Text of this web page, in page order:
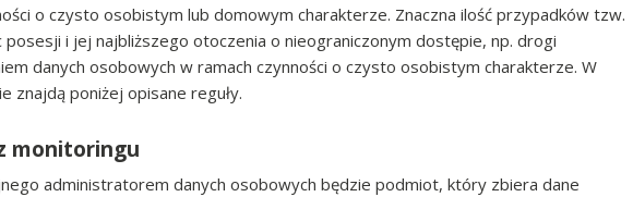
o czysto osobistym lub domowym charakterze. Znaczna ilość przypadków tzw.
i jej najbliższego otoczenia o nieograniczonym dostępie, np. drogi
danych osobowych w ramach czynności o czysto osobistym charakterze. W
znajdą poniżej opisane reguły.
monitoringu
administratorem danych osobowych będzie podmiot, który zbiera dane